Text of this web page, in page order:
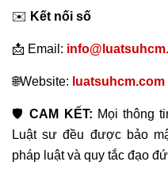
✉️ Kết nối số
📩 Email:
🌐Website: luatsuhcm.com
🛡️CAM KẾT: Mọi thông
Luật sư đều được bảo
pháp luật và quy tắc đạo